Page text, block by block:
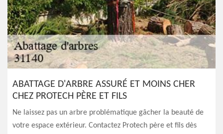
ABATTAGE D'ARBRE ASSURÉ ET MOINS CHER
CHEZ PROTECH PÈRE ET FILS
Ne laissez pas un arbre problématique gâcher la beauté de
votre espace extérieur. Contactez Protech père et fils dès